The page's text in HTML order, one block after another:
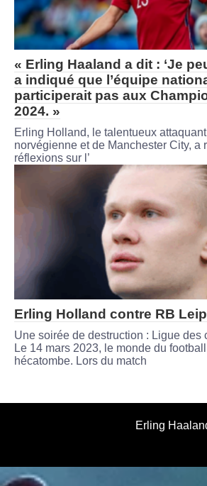
« Erling Haaland a dit : ‘Je
a indiqué que l’équipe
participerait pas aux
2024. »
Erling Holland, le talentueux
norvégienne et de Manchester City, a
réflexions sur l’
Erling Holland contre RB
Une soirée de destruction : Ligue des
Le 14 mars 2023, le monde du
hécatombe. Lors du match
Erling